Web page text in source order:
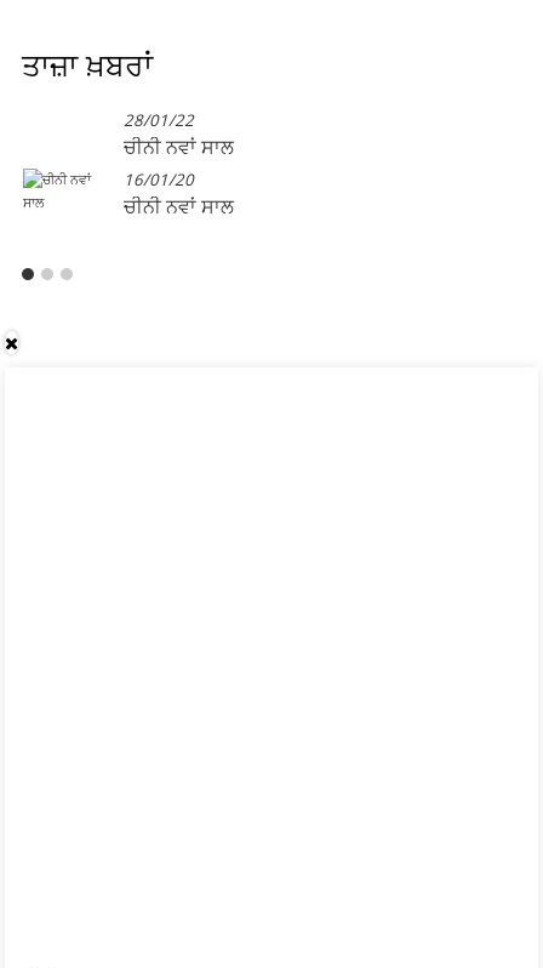
ਤਾਜ਼ਾ ਖ਼ਬਰਾਂ
28/01/22
ਚੀਨੀ ਨਵਾਂ ਸਾਲ
16/01/20
ਚੀਨੀ ਨਵਾਂ ਸਾਲ